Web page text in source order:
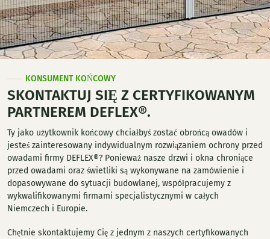
KONSUMENT KOŃCOWY
SKONTAKTUJ SIĘ Z CERTYFIKOWANYM
PARTNEREM DEFLEX®.
Ty jako użytkownik końcowy chciałbyś zostać obrońcą owadów i
jesteś zainteresowany indywidualnym rozwiązaniem ochrony przed
owadami firmy DEFLEX®? Ponieważ nasze drzwi i okna chroniące
przed owadami oraz świetliki są wykonywane na zamówienie i
dopasowywane do sytuacji budowlanej, współpracujemy z
wykwalifikowanymi firmami specjalistycznymi w całych
Niemczech i Europie.
Chętnie skontaktujemy Cię z jednym z naszych certyfikowanych